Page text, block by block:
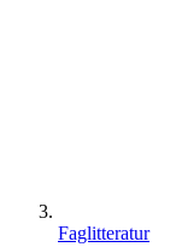
Faglitteratur